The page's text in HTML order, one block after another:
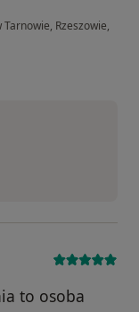
Rzeszowie,
to osoba